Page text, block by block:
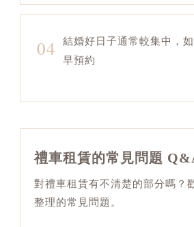
04
結婚好日子通常較集中，
早預約
禮車租賃的常見問題
對禮車租賃有不清楚的部分嗎？
整理的常見問題。